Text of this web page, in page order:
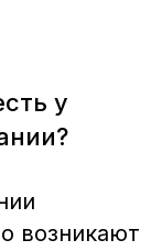
у
возникают